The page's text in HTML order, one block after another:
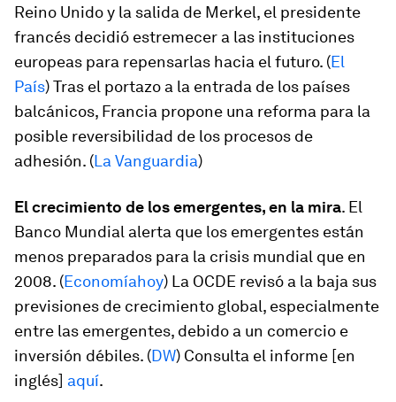
Reino Unido y la salida de Merkel, el presidente
francés decidió estremecer a las instituciones
europeas para repensarlas hacia el futuro. (El
País) Tras el portazo a la entrada de los países
balcánicos, Francia propone una reforma para la
posible reversibilidad de los procesos de
adhesión. (La Vanguardia)
El crecimiento de los emergentes, en la mira. El
Banco Mundial alerta que los emergentes están
menos preparados para la crisis mundial que en
2008. (Economíahoy) La OCDE revisó a la baja sus
previsiones de crecimiento global, especialmente
entre las emergentes, debido a un comercio e
inversión débiles. (DW) Consulta el informe [en
inglés] aquí.